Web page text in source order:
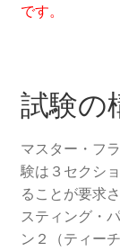
です。
試験の
マスター・フ
験は３セクシ
ることが要求
スティング・
ン２（ティー